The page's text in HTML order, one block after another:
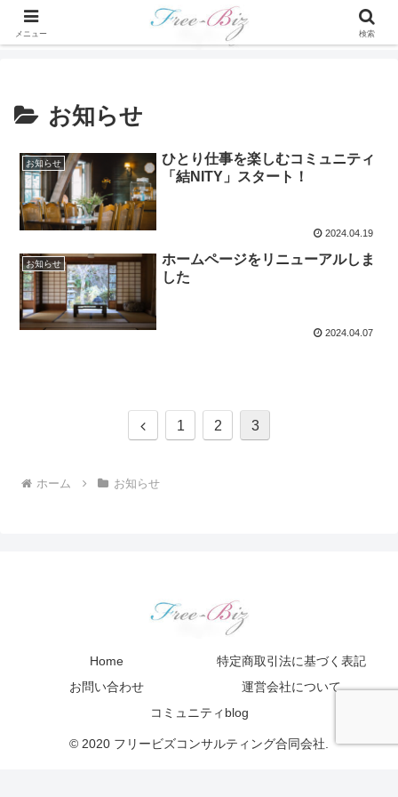
お知らせ
お知らせ
ひとり仕事を楽しむコミュニティ
「結NITY」スタート！
2024.04.19
お知らせ
ホームページをリニューアルしま
した
2024.04.07
前
1 2 3
ホーム お知らせ
Home
特定商取引法に基づく表記
お問い合わせ
運営会社について
コミュニティblog
© 2020 フリービズコンサルティング合同会社.
メニュー 検索